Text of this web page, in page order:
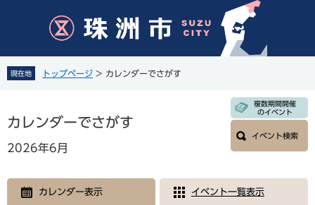
先
頭
。
を
飛
て
文
現在地 トップページ > カレンダーでさがす
文
カレンダーでさがす
複数期間開催
のイベント
イベント検索
2026年6月
カレンダー表示 イベント一覧表示